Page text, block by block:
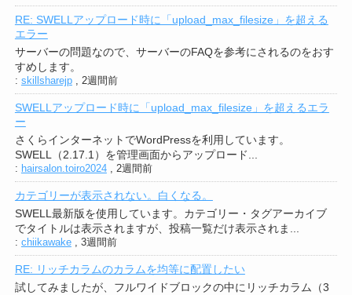
RE: SWELLアップロード時に「upload_max_filesize」を超える
エラー
サーバーの問題なので、サーバーのFAQを参考にされるのをおす
すめします。
: skillsharejp, 2週間前
SWELLアップロード時に「upload_max_filesize」を超えるエラ
ー
さくらインターネットでWordPressを利用しています。
SWELL（2.17.1）を管理画面からアップロード...
: hairsalon.toiro2024, 2週間前
カテゴリーが表示されない。白くなる。
SWELL最新版を使用しています。カテゴリー・タグアーカイブ
でタイトルは表示されますが、投稿一覧だけ表示されま...
: chiikawake, 3週間前
RE: リッチカラムのカラムを均等に配置したい
試してみましたが、フルワイドブロックの中にリッチカラム（3